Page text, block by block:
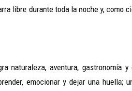
libre durante toda la noche y, como
naturaleza, aventura, gastronomía
emocionar y dejar una huella;